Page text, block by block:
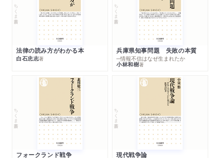
ちくま新書
法律の読み方がわかる本
白石忠志著
ちくま新書
兵庫県知事問題 失敗の本質
─情報不信はなぜ生まれたか
小林和樹著
ちくま新書
フォークランド戦争
ちくま新書
現代戦争論